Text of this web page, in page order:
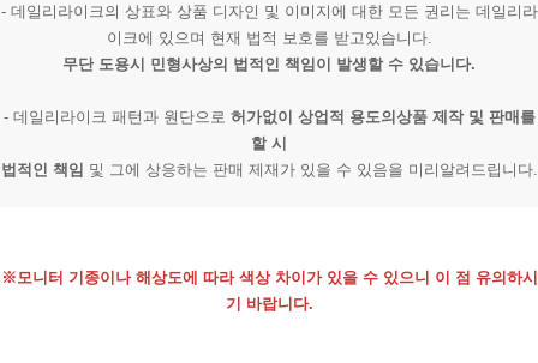
- 데일리라이크의 상표와 상품 디자인 및 이미지에 대한 모든 권리는 데일리라
이크에 있으며 현재 법적 보호를 받고있습니다.
무단 도용시 민형사상의 법적인 책임이 발생할 수 있습니다.
- 데일리라이크 패턴과 원단으로 허가없이 상업적 용도의상품 제작 및 판매를
할 시
법적인 책임 및 그에 상응하는 판매 제재가 있을 수 있음을 미리알려드립니다.
※모니터 기종이나 해상도에 따라 색상 차이가 있을 수 있으니 이 점 유의하시
기 바랍니다.